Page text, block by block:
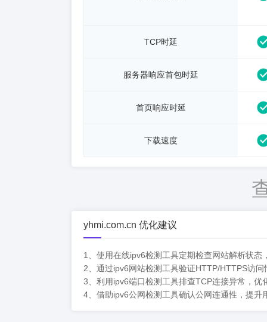
TCP时延
服务器响应首包时延
首页响应时延
下载速度
yhmi.com.cn 优化建议
1、使用在线ipv6检测工具定期检查网站解析状态
2、通过ipv6网站检测工具验证HTTP/HTTPS访
3、利用ipv6端口检测工具排查TCP连接异常，优
4、借助ipv6公网检测工具确认公网连通性，提升